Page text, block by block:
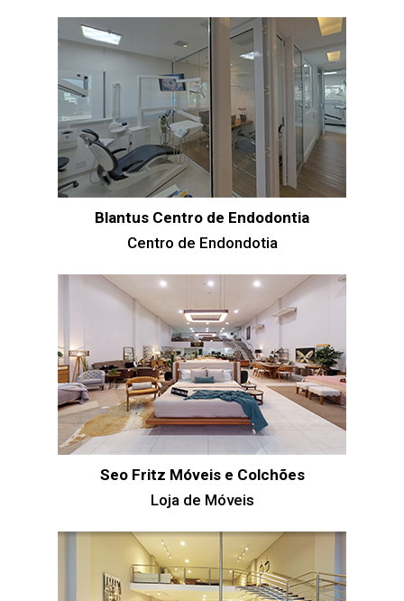
Blantus Centro de Endodontia
Centro de Endondotia
Seo Fritz Móveis e Colchões
Loja de Móveis